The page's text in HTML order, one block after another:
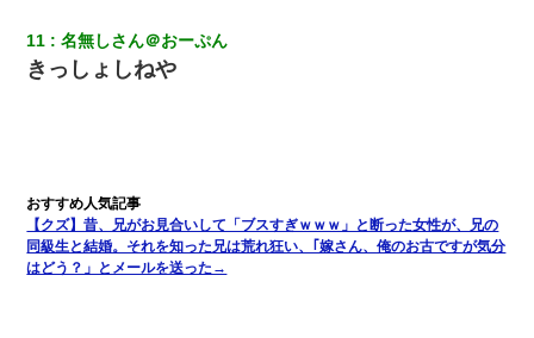
200万を貸したコウトから、追加で400万の申し込み、私「無理。
義弟より娘たちが大事」旦那「娘たちが成人したら別れよう」私
（は？）
ホテルに泊まったんだけど従業員が最悪だった。折角の旅行で何
故私が怒鳴られなきゃいけなかったのだ
11 名無しさん＠おーぷん
きっしょしねや
【クズ】昔、兄がお見合いして「ブスすぎｗｗｗ」と断った女性が、兄の
同級生と結婚。それを知った兄は荒れ狂い、｢嫁さん、俺のお古ですが気分
はどう？」とメールを送った→